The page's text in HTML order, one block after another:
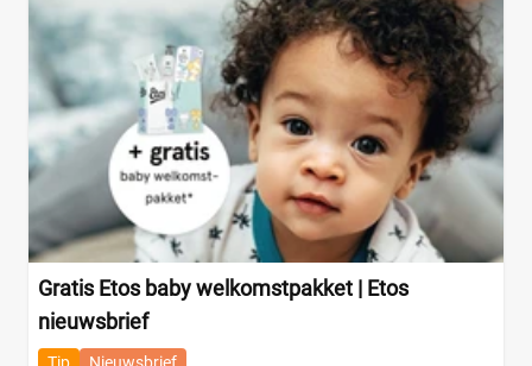
Gratis Etos baby welkomstpakket | Etos
nieuwsbrief
Tip Nieuwsbrief